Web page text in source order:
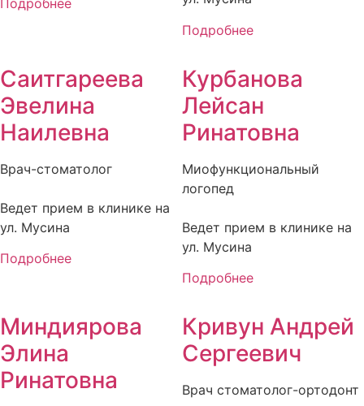
Подробнее
Саитгареева
Эвелина
Наилевна
Врач-стоматолог
Ведет прием в клинике на
ул. Мусина
Подробнее
Курбанова
Лейсан
Ринатовна
Миофункциональный
логопед
Ведет прием в клинике на
ул. Мусина
Подробнее
Миндиярова
Элина
Ринатовна
Кривун Андрей
Сергеевич
Врач стоматолог-ортодонт